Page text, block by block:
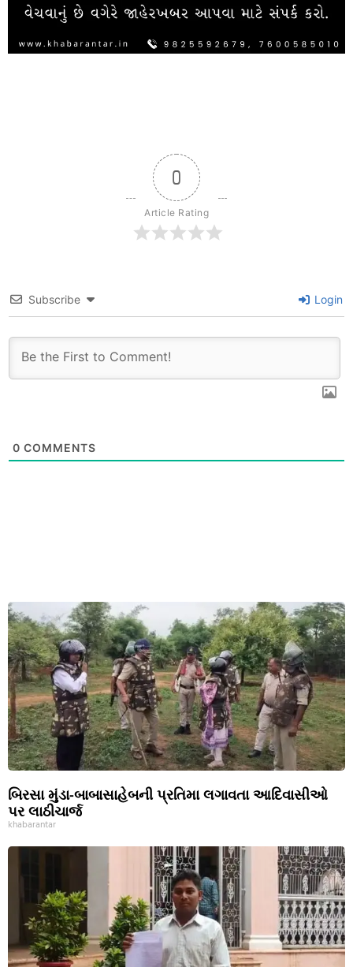
0
Article Rating
Subscribe Login
0 COMMENTS
બિરસા મુંડા-બાબાસાહેબની પ્રતિમા લગાવતા આદિવાસીઓ
પર લાઠીચાર્જ
khabarantar